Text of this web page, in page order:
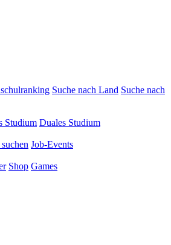
Suche nach Land Suche nach
Studium Duales Studium
Job-Events
Shop Games